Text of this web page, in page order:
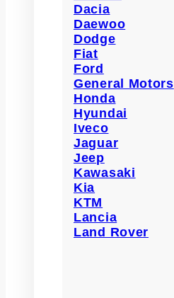
Dacia
Daewoo
Dodge
Fiat
Ford
General Motors
Honda
Hyundai
Iveco
Jaguar
Jeep
Kawasaki
Kia
KTM
Lancia
Land Rover